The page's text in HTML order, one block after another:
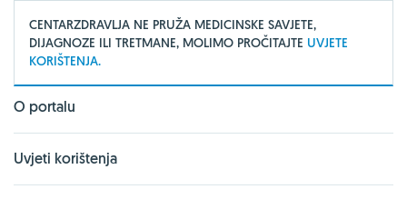
CENTARZDRAVLJA NE PRUŽA MEDICINSKE SAVJETE,
DIJAGNOZE ILI TRETMANE, MOLIMO PROČITAJTE UVJETE
KORIŠTENJA.
O portalu
Uvjeti korištenja